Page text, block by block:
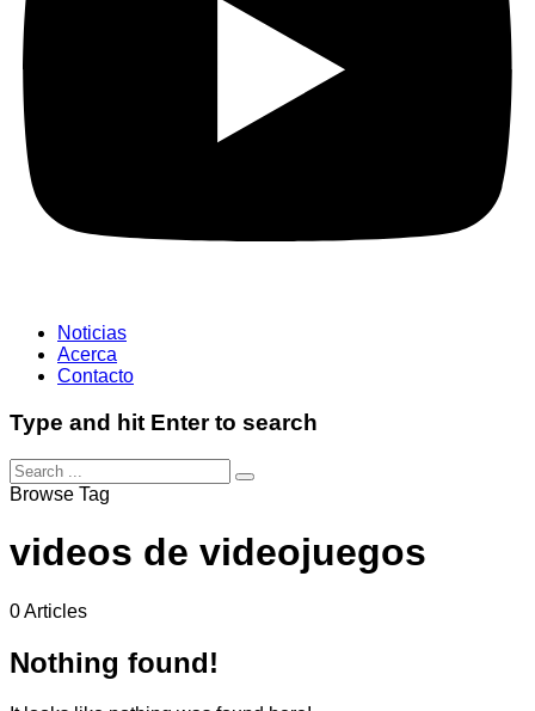
Noticias
Acerca
Contacto
Type and hit Enter to search
Browse Tag
videos de videojuegos
0 Articles
Nothing found!